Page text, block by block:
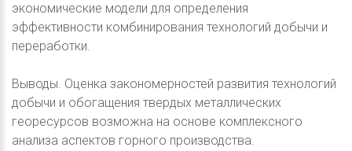
экономические модели для определения
эффективности комбинирования технологий добычи и
переработки.
Выводы. Оценка закономерностей развития технологий
добычи и обогащения твердых металлических
георесурсов возможна на основе комплексного
анализа аспектов горного производства.